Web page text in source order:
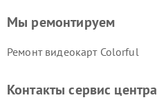
Мы ремонтируем
Ремонт видеокарт Colorful
Контакты сервис центра